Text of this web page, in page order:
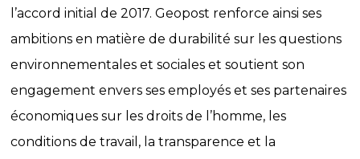
l’accord initial de 2017. Geopost renforce ainsi ses
ambitions en matière de durabilité sur les questions
environnementales et sociales et soutient son
engagement envers ses employés et ses partenaires
économiques sur les droits de l’homme, les
conditions de travail, la transparence et la